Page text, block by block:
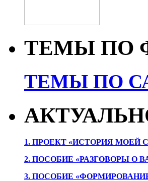
ТЕМЫ ПО
ТЕМЫ ПО
1. ПРОЕКТ «ИСТОРИЯ МОЕЙ
2. ПОСОБИЕ «РАЗГОВОРЫ О
3. ПОСОБИЕ